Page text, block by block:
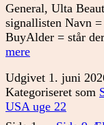
General, Ulta
signallisten Navn =
BuyAlder = står
mereSignallisten
uge
22
Udgivet 1. juni
Kategoriseret som
USA uge 22